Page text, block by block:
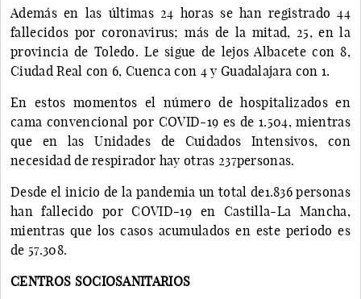
Además en las últimas 24 horas se han registrado 44
fallecidos por coronavirus; más de la mitad, 25, en la
provincia de Toledo. Le sigue de lejos Albacete con 8,
Ciudad Real con 6, Cuenca con 4 y Guadalajara con 1.
En estos momentos el número de hospitalizados en
cama convencional por COVID-19 es de 1.504, mientras
que en las Unidades de Cuidados Intensivos, con
necesidad de respirador hay otras 237personas.
Desde el inicio de la pandemia un total de1.836 personas
han fallecido por COVID-19 en Castilla-La Mancha,
mientras que los casos acumulados en este periodo es
de 57.308.
CENTROS SOCIOSANITARIOS